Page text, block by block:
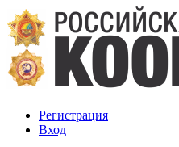
Регистрация
Вход